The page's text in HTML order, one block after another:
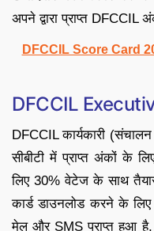
अपने द्वारा प्राप्त
DFCCIL Score Card
DFCCIL
DFCCIL कार्यकारी
सीबीटी में प्राप्त अंकों के
लिए 30% वेटेज के साथ तैयार
कार्ड डाउनलोड करने के
मेल और SMS प्राप्त हुआ है,